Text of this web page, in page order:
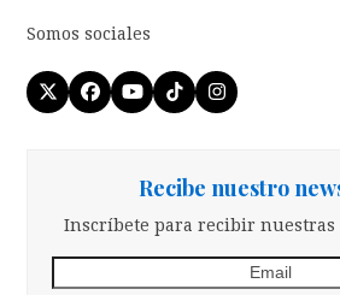
Somos sociales
Twitter
(deprecated)
Facebook
YouTube
TiktokInstagram
Recibe nuestro
Inscríbete para recibir nuestras